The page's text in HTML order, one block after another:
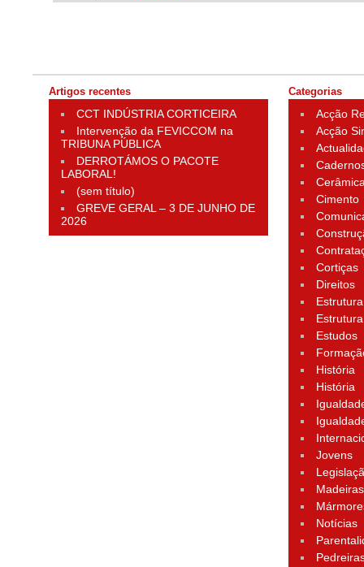
Artigos recentes
CCT INDÚSTRIA CORTICEIRA
Intervenção da FEVICCOM na
TRIBUNA PÚBLICA
DERROTÁMOS O PACOTE
LABORAL!
(sem título)
GREVE GERAL – 3 DE JUNHO DE
2026
Categorias
Acção
Acção
Cimento
Cortiças
Direitos
Estudos
História
História
Jovens
Madeiras
Notícias